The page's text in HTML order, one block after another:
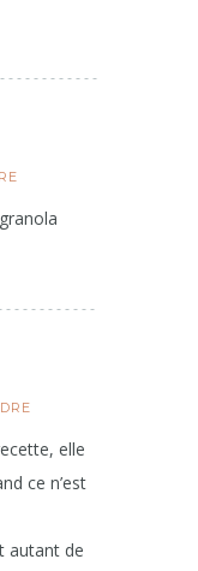
elle
ce n’est
autant de